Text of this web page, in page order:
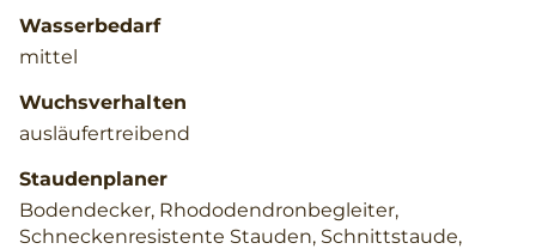
Wasserbedarf
mittel
Wuchsverhalten
ausläufertreibend
Staudenplaner
Bodendecker, Rhododendronbegleiter,
Schneckenresistente Stauden, Schnittstaude,